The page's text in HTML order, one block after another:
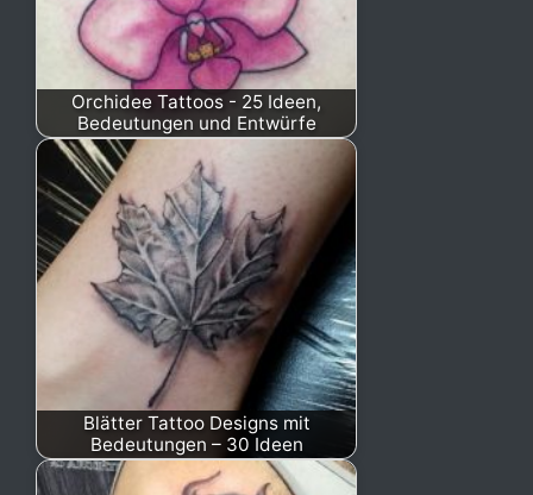
Orchidee Tattoos - 25 Ideen,
Bedeutungen und Entwürfe
Blätter Tattoo Designs mit
Bedeutungen – 30 Ideen